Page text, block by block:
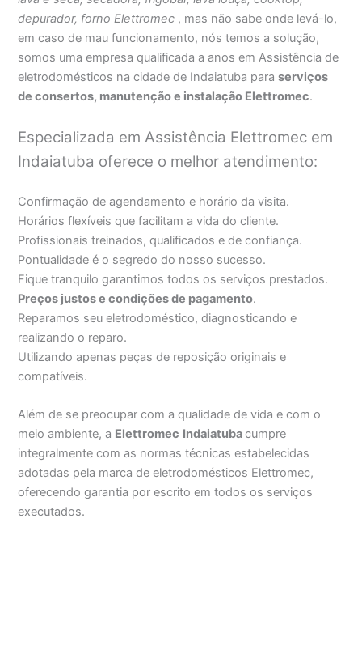
depurador, forno Elettromec , mas não sabe onde levá-lo,
em caso de mau funcionamento, nós temos a solução,
somos uma empresa qualificada a anos em Assistência de
eletrodomésticos na cidade de Indaiatuba paraserviços
de consertos, manutenção e instalação Elettromec.
Especializada em Assistência Elettromec em
Indaiatuba oferece o melhor atendimento:
Confirmação de agendamento e horário da visita.
Horários flexíveis que facilitam a vida do cliente.
Profissionais treinados, qualificados e de confiança.
Pontualidade é o segredo do nosso sucesso.
Fique tranquilo garantimos todos os serviços prestados.
Preços justos e condições de pagamento.
Reparamos seu eletrodoméstico, diagnosticando e
realizando o reparo.
Utilizando apenas peças de reposição originais e
compatíveis.
Além de se preocupar com a qualidade de vida e com o
meio ambiente, a Elettromec Indaiatubacumpre
integralmente com as normas técnicas estabelecidas
adotadas pela marca de eletrodomésticos Elettromec,
oferecendo garantia por escrito em todos os serviços
executados.